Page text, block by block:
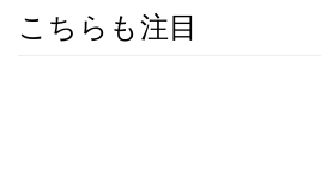
こちらも注目